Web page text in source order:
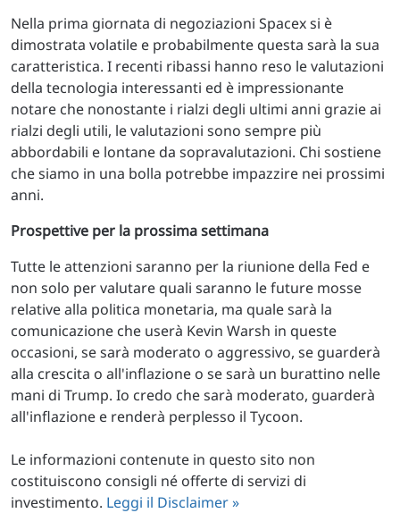
Nella prima giornata di negoziazioni Spacex si è
dimostrata volatile e probabilmente questa sarà la sua
caratteristica. I recenti ribassi hanno reso le valutazioni
della tecnologia interessanti ed è impressionante
notare che nonostante i rialzi degli ultimi anni grazie ai
rialzi degli utili, le valutazioni sono sempre più
abbordabili e lontane da sopravalutazioni. Chi sostiene
che siamo in una bolla potrebbe impazzire nei prossimi
anni.
Prospettive per la prossima settimana
Tutte le attenzioni saranno per la riunione della Fed e
non solo per valutare quali saranno le future mosse
relative alla politica monetaria, ma quale sarà la
comunicazione che userà Kevin Warsh in queste
occasioni, se sarà moderato o aggressivo, se guarderà
alla crescita o all'inflazione o se sarà un burattino nelle
mani di Trump. Io credo che sarà moderato, guarderà
all'inflazione e renderà perplesso il Tycoon.
Le informazioni contenute in questo sito non
costituiscono consigli né offerte di servizi di
investimento. Leggi il Disclaimer »